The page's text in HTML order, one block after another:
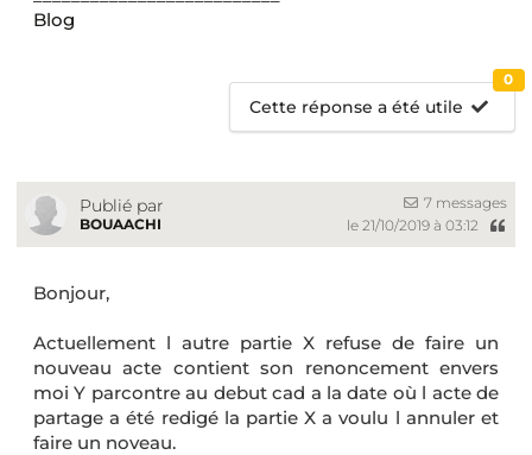
Blog
Cette réponse a été utile
0
Publié par
BOUAACHI
7 messages
le 21/10/2019 à 03:12
Bonjour,
Actuellement l autre partie X refuse de faire un
nouveau acte contient son renoncement envers
moi Y parcontre au debut cad a la date où l acte de
partage a été redigé la partie X a voulu l annuler et
faire un noveau.